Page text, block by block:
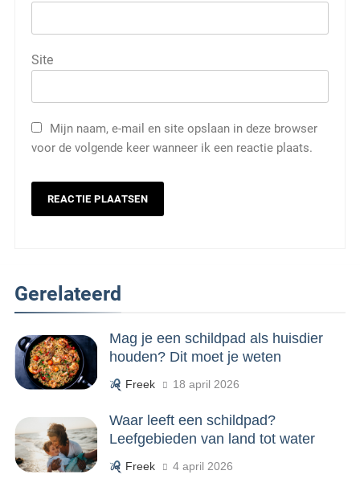
Site
Mijn naam, e-mail en site opslaan in deze browser
voor de volgende keer wanneer ik een reactie plaats.
Gerelateerd
Mag je een schildpad als huisdier
houden? Dit moet je weten
Freek 18 april 2026
Waar leeft een schildpad?
Leefgebieden van land tot water
Freek 4 april 2026